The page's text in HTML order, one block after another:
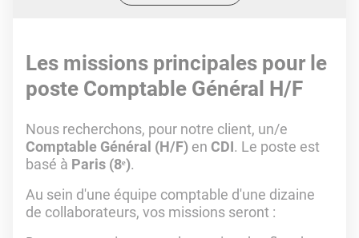
Les missions principales pour le
poste Comptable Général H/F
Nous recherchons, pour notre client, un/e
Comptable Général (H/F) en CDI. Le poste est
basé à Paris (8ᵉ).
Au sein d'une équipe comptable d'une dizaine
de collaborateurs, vos missions seront :